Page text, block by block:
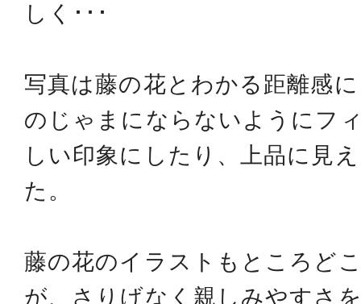
しく･･･
写真は藤の花とわかる距離感
のじゃまにならないようにフ
しい印象にしたり、上品に見
た。
藤の花のイラストもところど
が、さりげなく親しみやすさ